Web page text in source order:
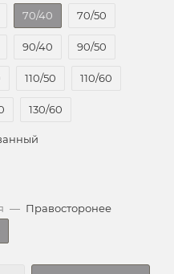
70/40 70/50
90/40 90/50
110/50 110/60
130/60
— Правосторонее